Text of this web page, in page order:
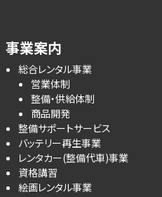
事業案内
総合レンタル事業
営業体制
整備・供給体制
商品開発
整備サポートサービス
バッテリー再生事業
レンタカー(整備代車)事業
資格講習
絵画レンタル事業